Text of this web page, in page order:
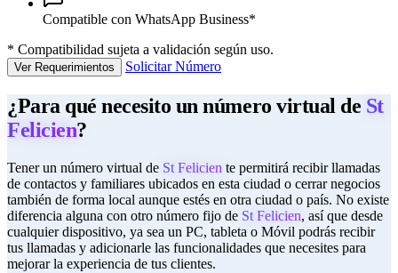
Compatible con WhatsApp Business*
* Compatibilidad sujeta a validación según uso.
Ver Requerimientos Solicitar Número
¿Para qué necesito un número virtual de St
Felicien?
Tener un número virtual de St Felicien te permitirá recibir llamadas
de contactos y familiares ubicados en esta ciudad o cerrar negocios
también de forma local aunque estés en otra ciudad o país. No existe
diferencia alguna con otro número fijo de St Felicien, así que desde
cualquier dispositivo, ya sea un PC, tableta o Móvil podrás recibir
tus llamadas y adicionarle las funcionalidades que necesites para
mejorar la experiencia de tus clientes.